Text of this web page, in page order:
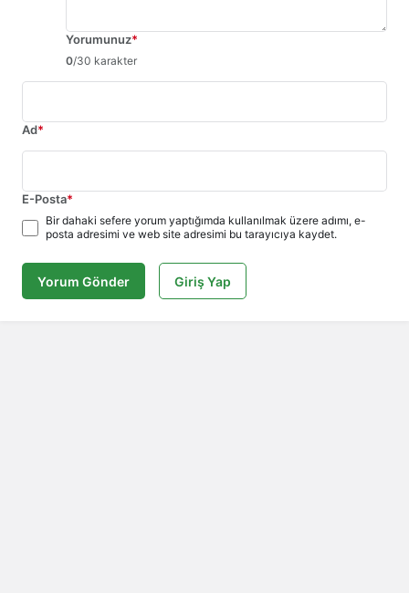
Yorumunuz*
0/30 karakter
Ad*
E-Posta*
Bir dahaki sefere yorum yaptığımda kullanılmak üzere adımı, e-
posta adresimi ve web site adresimi bu tarayıcıya kaydet.
Yorum Gönder Giriş Yap